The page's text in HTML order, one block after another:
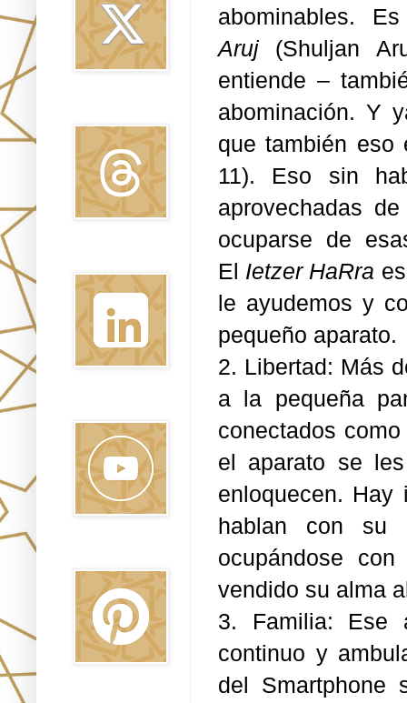
abominables.
Aruj (Shuljan
entiende –
abominación. Y
que también eso
11). Eso sin
aprovechadas
ocuparse de
El Ietzer HaRra
le ayudemos y
pequeño aparato.
2. Libertad: Más
a la pequeña
conectados
el aparato se
enloquecen.
hablan con su
ocupándose
vendido su alma
3. Familia: Ese
continuo y
del Smartphone